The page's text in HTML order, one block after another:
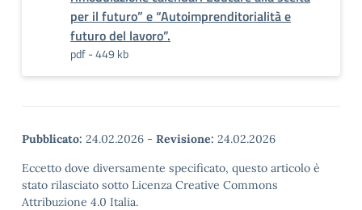
per il futuro” e “Autoimprenditorialità e
futuro del lavoro”.
pdf - 449 kb
Pubblicato: 24.02.2026 - Revisione: 24.02.2026
Eccetto dove diversamente specificato, questo articolo è
stato rilasciato sotto Licenza Creative Commons
Attribuzione 4.0 Italia.